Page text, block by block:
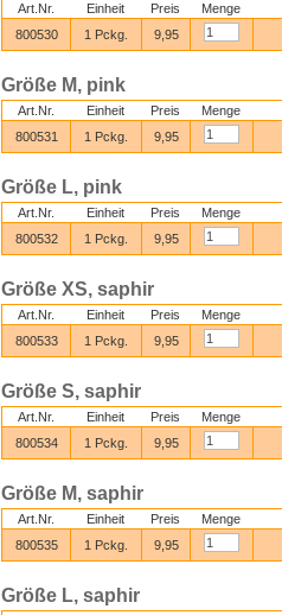
Art.Nr. Einheit Preis
Menge
800530
1 Pckg. 9,95
Größe M, pink
Art.Nr. Einheit Preis
Menge
800531
1 Pckg. 9,95
Größe L, pink
Art.Nr. Einheit Preis
Menge
800532
1 Pckg. 9,95
Größe XS, saphir
Art.Nr. Einheit Preis
Menge
800533
1 Pckg. 9,95
Größe S, saphir
Art.Nr. Einheit Preis
Menge
800534
1 Pckg. 9,95
Größe M, saphir
Art.Nr. Einheit Preis
Menge
800535
1 Pckg. 9,95
Größe L, saphir